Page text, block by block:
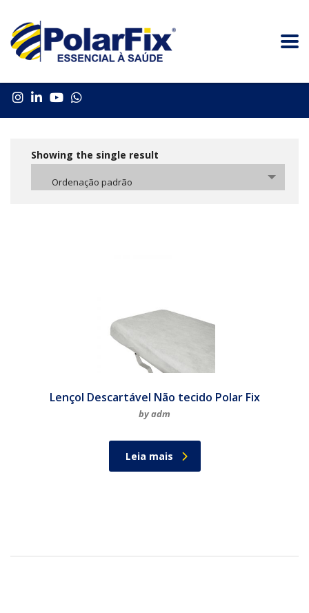
Showing the single result
Ordenação padrão
Lençol Descartável Não tecido Polar Fix
by adm
Leia mais